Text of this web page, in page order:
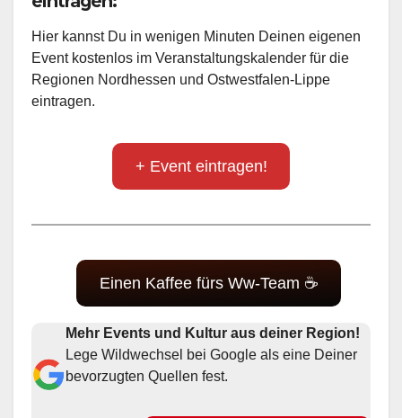
Hier kannst Du in wenigen Minuten Deinen eigenen
Event kostenlos im Veranstaltungskalender für die
Regionen Nordhessen und Ostwestfalen-Lippe
eintragen.
+ Event eintragen!
Einen Kaffee fürs Ww-Team ☕
Mehr Events und Kultur aus deiner Region!
Lege Wildwechsel bei Google als eine Deiner
bevorzugten Quellen fest.